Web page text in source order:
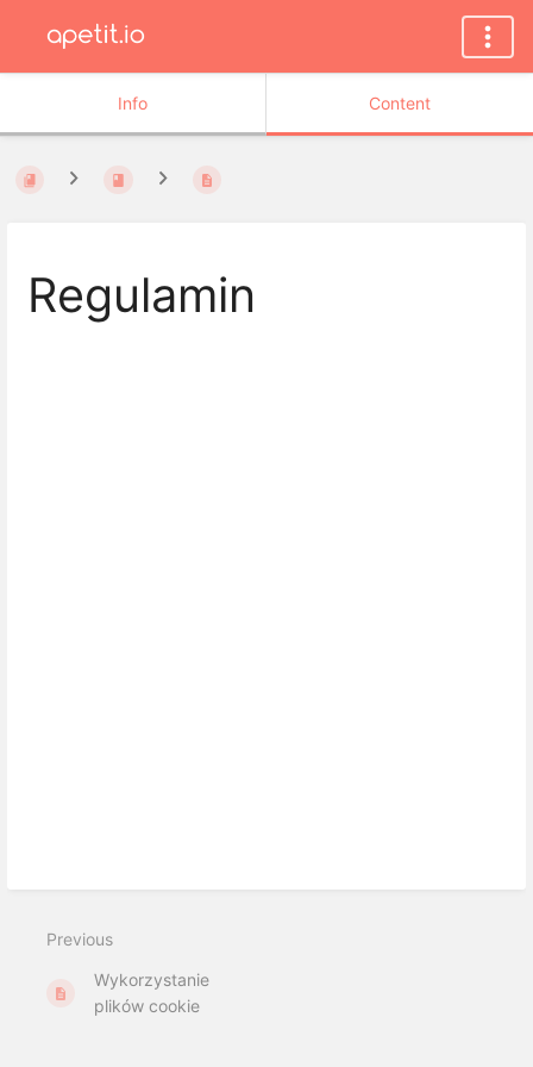
Info Content
Regulamin
Previous
Wykorzystanie
plików cookie